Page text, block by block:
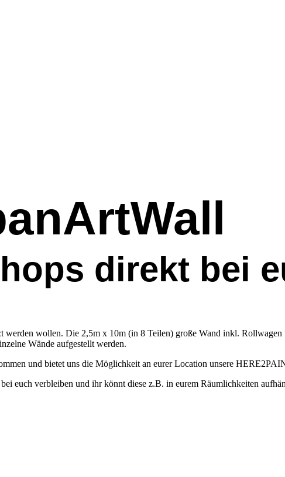
direkt bei
wollen. Die 2,5m x 10m (in 8 Teilen) große Wand inkl.
Wände aufgestellt werden.
und bietet uns die Möglichkeit an eurer Location unsere
euch verbleiben und ihr könnt diese z.B. in eurem Räumlichkeiten